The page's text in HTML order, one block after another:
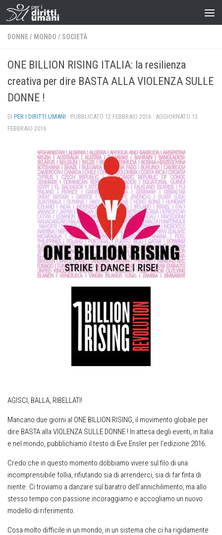
DONNE/ MONDO / SOCIETÀ
ONE BILLION RISING ITALIA: la resilienza
creativa per dire BASTA ALLA VIOLENZA SULLE
DONNE !
DI PER I DIRITTI UMANI · PUBBLICATO 12 FEBBRAIO 2016 · AGGIORNATO 13
FEBBRAIO 2016
AGISCI, BALLA, RIBELLATI!
Mancano due giorni al ONE BILLION RISING, il movimento globale per
dire BASTA alla VIOLENZA SULLE DONNE ! In attesa degli eventi, in Italia
e nel mondo, pubblichiamo il testo di Eve Ensler per l’edizione 2016.
Credo che in questo momento dobbiamo vivere sul filo di una
incomprensibile follia, rifiutando sia di arrenderci, sia di far finta di
niente. Ci troviamo a danzare sul baratro dell’annichilimento, ma allo
stesso tempo con passione incoraggiamo e accogliamo un nuovo
modello di riferimento.
Cosa molto difficile in un mondo, in un sistema che ci ha rigidamente